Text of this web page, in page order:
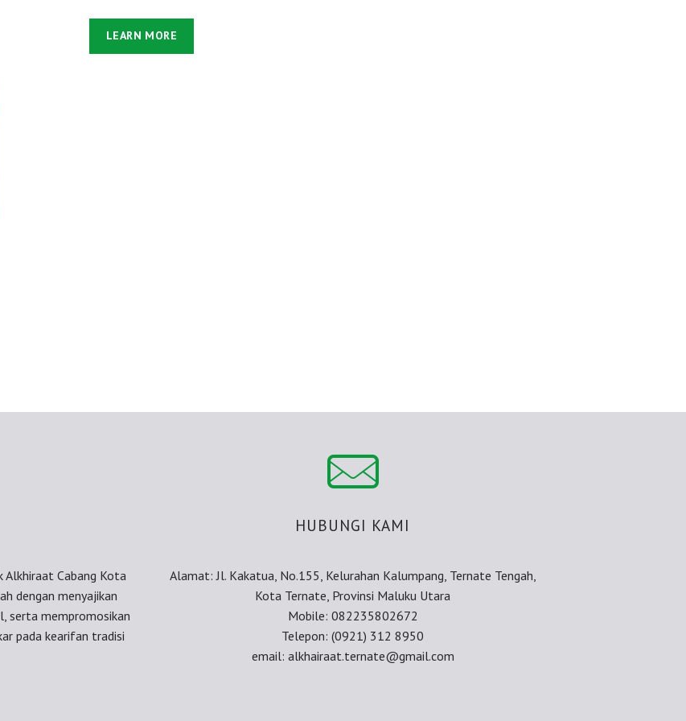
LEARN MORE
Cabang Kota
dengan menyajikan
serta mempromosikan
pada kearifan tradisi
HUBUNGI KAMI
Alamat: Jl. Kakatua, No.155, Kelurahan Kalumpang, Ternate Tengah,
Kota Ternate, Provinsi Maluku Utara
Mobile: 082235802672
Telepon: (0921) 312 8950
email: alkhairaat.ternate@gmail.com